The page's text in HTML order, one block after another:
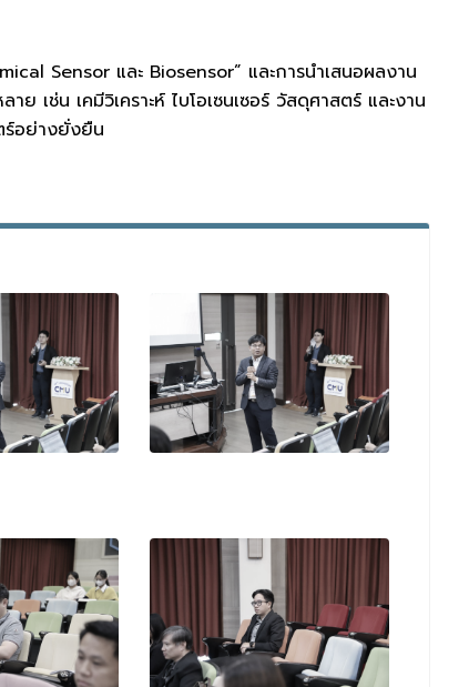
Sensor และ Biosensor” และการนำเสนอผลงาน
เช่น เคมีวิเคราะห์ ไบโอเซนเซอร์ วัสดุศาสตร์ และงาน
ร์อย่างยั่งยืน